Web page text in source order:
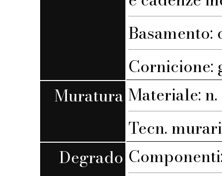
Cornicione:
Muratura Materiale: n.
Tecn.
Degrado